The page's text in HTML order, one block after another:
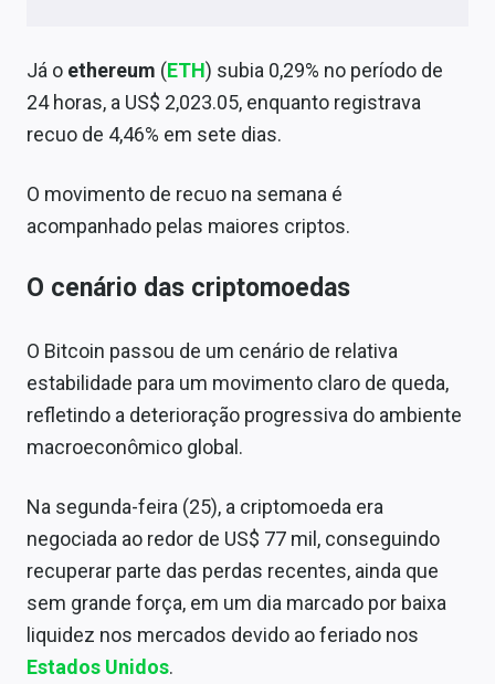
Expediente
Já o ethereum (ETH) subia 0,29% no período de
24 horas, a US$ 2,023.05, enquanto registrava
recuo de 4,46% em sete dias.
O movimento de recuo na semana é
acompanhado pelas maiores criptos.
O cenário das criptomoedas
O Bitcoin passou de um cenário de relativa
estabilidade para um movimento claro de queda,
refletindo a deterioração progressiva do ambiente
macroeconômico global.
Na segunda-feira (25), a criptomoeda era
negociada ao redor de US$ 77 mil, conseguindo
recuperar parte das perdas recentes, ainda que
sem grande força, em um dia marcado por baixa
liquidez nos mercados devido ao feriado nos
Estados Unidos.